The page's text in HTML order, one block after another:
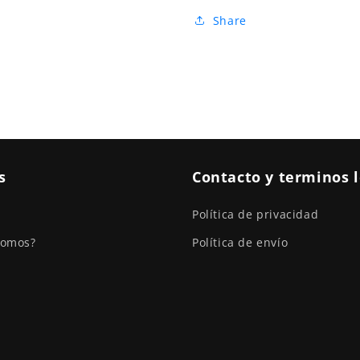
Share
Contacto y terminos
Política de privacidad
Política de envío